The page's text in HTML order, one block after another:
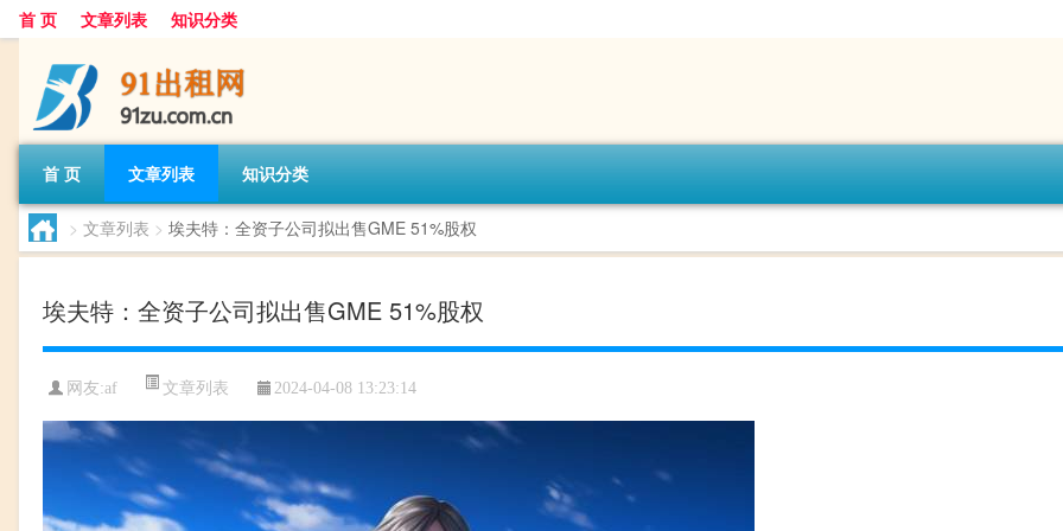
首 页 文章列表 知识分类
首 页 文章列表 知识分类
> 文章列表 > 埃夫特：全资子公司拟出售GME 51%股权
埃夫特：全资子公司拟出售GME 51%股权
网友:af 文章列表 2024-04-08 13:23:14